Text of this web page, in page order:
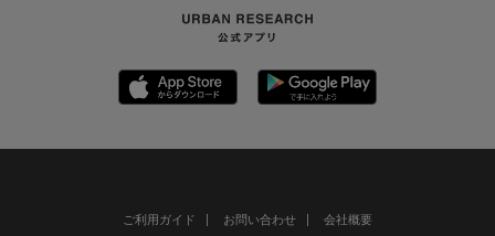
ご利用ガイド お問い合わせ 会社概要